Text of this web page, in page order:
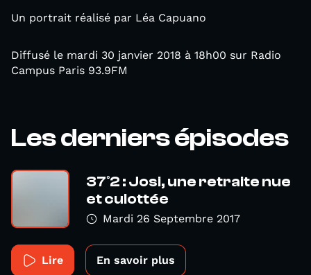
Un portrait réalisé par Léa Capuano
Diffusé le mardi 30 janvier 2018 à 18h00 sur Radio
Campus Paris 93.9FM
Les derniers épisodes
37°2 : Josi, une retraite nue
et culottée
Mardi 26 Septembre 2017
Lire En savoir plus